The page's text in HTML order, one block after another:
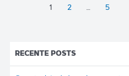
1 2 … 5
RECENTE POSTS